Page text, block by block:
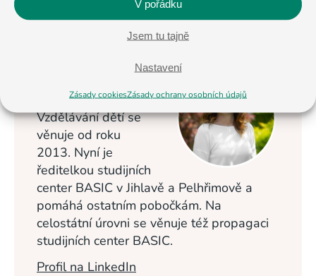
V pořádku
Jsem tu tajně
Nastavení
Zásady cookiesZásady ochrany osobních údajů
< Na všechny články
Masopustová
Vzdělávání dětí se
věnuje od roku
2013. Nyní je
ředitelkou studijních
center BASIC v Jihlavě a Pelhřimově a
pomáhá ostatním pobočkám. Na
celostátní úrovni se věnuje též propagaci
studijních center BASIC.
Profil na LinkedIn